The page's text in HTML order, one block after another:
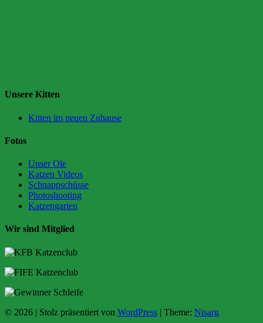
Unsere Kitten
Kitten im neuen Zuhause
Fotos
Unser Ole
Katzen Videos
Schnappschüsse
Photoshooting
Katzengarten
Wir sind Mitglied
© 2026 | Stolz präsentiert von WordPress | Theme: Nisarg